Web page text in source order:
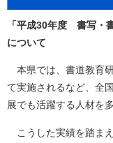
「平成30年度 書写・
について
本県では、書道教育
て実施されるなど、全
展でも活躍する人材を
こうした実績を踏ま